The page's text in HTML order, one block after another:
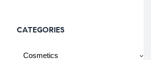
CATEGORIES
Cosmetics